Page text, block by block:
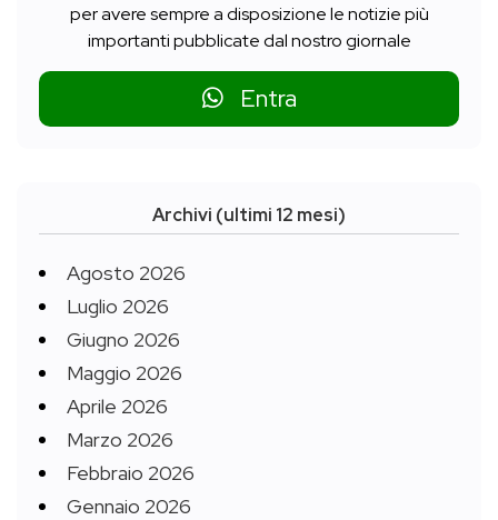
per avere sempre a disposizione le notizie più
importanti pubblicate dal nostro giornale
Entra
Archivi (ultimi 12 mesi)
Agosto 2026
Luglio 2026
Giugno 2026
Maggio 2026
Aprile 2026
Marzo 2026
Febbraio 2026
Gennaio 2026